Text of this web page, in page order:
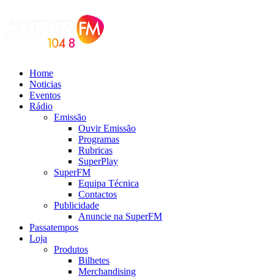
Home
Noticias
Eventos
Rádio
Emissão
Ouvir Emissão
Programas
Rubricas
SuperPlay
SuperFM
Equipa Técnica
Contactos
Publicidade
Anuncie na SuperFM
Passatempos
Loja
Produtos
Bilhetes
Merchandising